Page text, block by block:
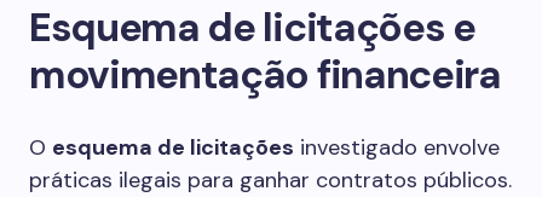
Esquema de licitações e
movimentação financeira
O esquema de licitações investigado envolve
práticas ilegais para ganhar contratos públicos.